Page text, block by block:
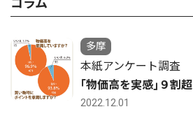
コラム
多摩
本紙アンケート調査
｢物価高を実感｣９割超
2022.12.01